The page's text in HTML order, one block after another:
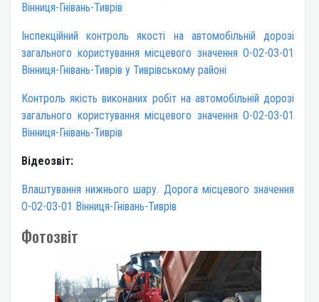
Вінниця-Гнівань-Тиврів
Інспекційний контроль якості на автомобільній дорозі
загального користування місцевого значення О-02-03-01
Вінниця-Гнівань-Тиврів у Тиврівському районі
Контроль якість виконаних робіт на автомобільній дорозі
загального користування місцевого значення О-02-03-01
Вінниця-Гнівань-Тиврів
Відеозвіт:
Влаштування нижнього шару. Дорога місцевого значення
О-02-03-01 Вінниця-Гнівань-Тиврів
Фотозвіт